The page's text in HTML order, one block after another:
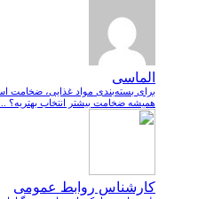
الماسی
برای بسته‌بندی مواد غذایی، ضخامت
همیشه ضخامت بیشتر انتخاب بهتریه؟
کارشناس روابط عمومی